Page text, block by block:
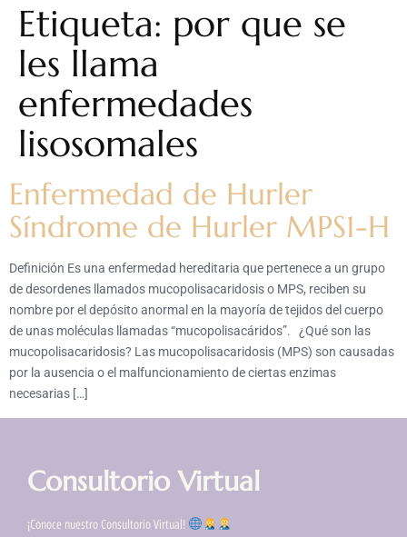
Etiqueta: por que se
les llama
enfermedades
lisosomales
Enfermedad de Hurler
Síndrome de Hurler MPS1-H
Definición Es una enfermedad hereditaria que pertenece a un grupo
de desordenes llamados mucopolisacaridosis o MPS, reciben su
nombre por el depósito anormal en la mayoría de tejidos del cuerpo
de unas moléculas llamadas “mucopolisacáridos”. ¿Qué son las
mucopolisacaridosis? Las mucopolisacaridosis (MPS) son causadas
por la ausencia o el malfuncionamiento de ciertas enzimas
necesarias […]
Consultorio Virtual
¡Conoce nuestro Consultorio Virtual!